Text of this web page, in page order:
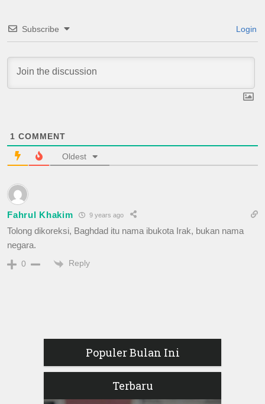
Subscribe Login
1 COMMENT
Oldest
Fahrul Khakim 9 years ago
Tolong dikoreksi, Baghdad itu nama ibukota Irak, bukan nama
negara.
0 Reply
Populer Bulan Ini
Terbaru